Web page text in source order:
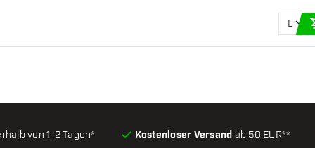
L
von 1-2 Tagen* Kostenloser Versand ab 50 EUR**